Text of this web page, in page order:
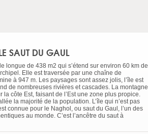
SAUT DU GAUL
longue de 438 m2 qui s’étend sur environ 60 km de
Elle est traversée par une chaîne de
à 947 m. Les paysages sont assez jolis, l’île est
de nombreuses rivières et cascades. La montagne
la côte Est, faisant de l’Est une zone plus propice.
la majorité de la population. L’île qui n’est pas
connue pour le Naghol, ou saut du Gaul, l’un des
au monde. C’est l’ancêtre du saut à